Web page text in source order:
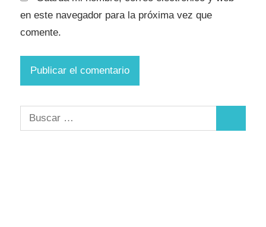
en este navegador para la próxima vez que
comente.
Buscar: